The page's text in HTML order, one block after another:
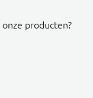
producten?